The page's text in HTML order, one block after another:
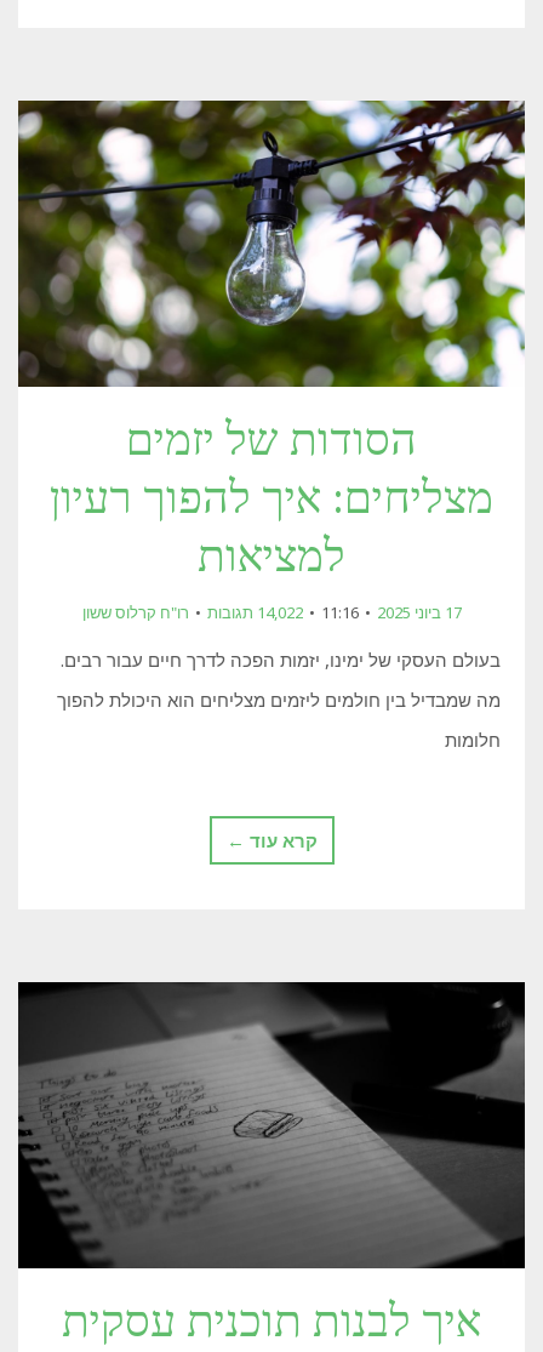
הסודות של יזמים
מצליחים: איך להפוך רעיון
למציאות
17 ביוני 2025 11:16 14,022 תגובות רו"ח קרלוס ששון
בעולם העסקי של ימינו, יזמות הפכה לדרך חיים עבור רבים.
מה שמבדיל בין חולמים ליזמים מצליחים הוא היכולת להפוך
חלומות
קרא עוד ←
איך לבנות תוכנית עסקית